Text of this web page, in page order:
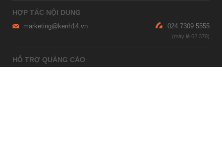
HỢP TÁC NỘI DUNG
marketing@kenh14.vn 024 7309 5555
HỖ TRỢ QUẢNG CÁO